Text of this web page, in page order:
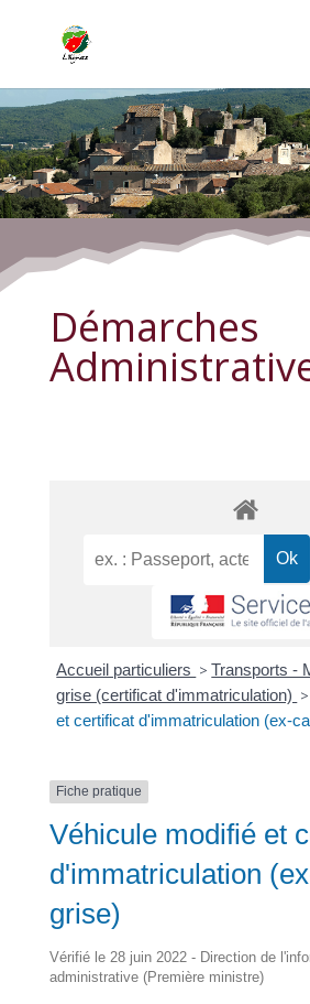
Démarches
Démarches
Accueil particuliers > Transports -
grise (certificat d'immatriculation) >
et certificat d'immatriculation (ex-
Fiche pratique
Véhicule modifié et
d'immatriculation
grise)
Vérifié le 28 juin 2022 - Direction de
administrative (Première ministre)